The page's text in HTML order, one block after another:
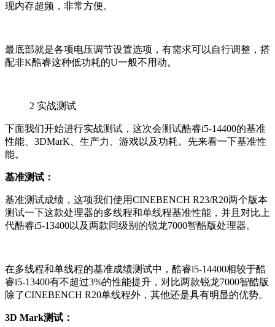
现内存超频，非常方便。
最底部就是各项电压调节设置选项，有需求可以自行调整，搭
配非K酷睿这种低功耗的U一般不用动。
2 实战测试
下面我们开始进行实战测试，这次会测试酷睿i5-14400的基准
性能、3DMarK、生产力、游戏以及功耗。先来看一下基准性
能。
基准测试：
基准测试成绩，这项我们使用CINEBENCH R23/R20两个版本
测试一下这款处理器的多线程和单线程基准性能，并且对比上
代酷睿i5-13400以及两款同级别的锐龙7000智酷版处理器。
在多线程和单线程的基准成绩测试中，酷睿i5-14400相较于酷
睿i5-13400有不超过3%的性能提升，对比两款锐龙7000智酷版
除了CINEBENCH R20单线程外，其他还是具有明显的优势。
3D Mark测试：